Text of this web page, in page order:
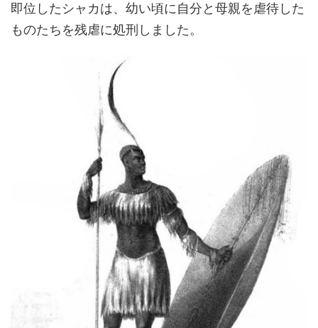
即位したシャカは、幼い頃に自分と母親を虐待した
ものたちを残虐に処刑しました。